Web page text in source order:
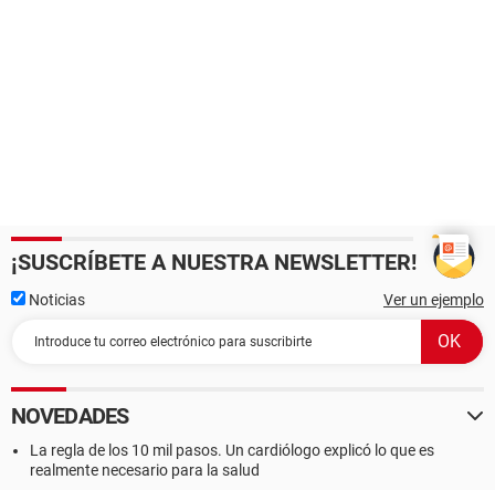
¡SUSCRÍBETE A NUESTRA NEWSLETTER!
Noticias Ver un ejemplo
NOVEDADES
La regla de los 10 mil pasos. Un cardiólogo explicó lo que es
realmente necesario para la salud